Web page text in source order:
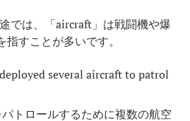
では、「aircraft」は戦闘機や爆
すことが多いです。
several aircraft to patrol
トロールするために複数の航空